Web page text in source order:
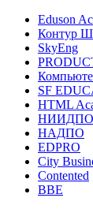
Eduson
Контур
SkyEng
SF
HTML
НИИДПО
НАДПО
EDPRO
City
Contented
BBE